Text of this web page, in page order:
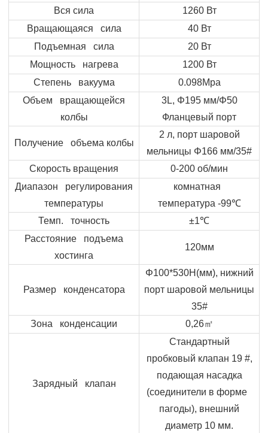
Вся сила
1260 Вт
Вращающаяся сила
40 Вт
Подъемная сила
20 Вт
Мощность нагрева
1200 Вт
Степень вакуума
0.098Mpa
Объем вращающейся
колбы
3L, Φ195 мм/Φ50
Фланцевый порт
Получение объема колбы
2 л, порт шаровой
мельницы Φ166 мм/35#
Скорость вращения
0-200 об/мин
Диапазон регулирования
температуры
комнатная
температура -99℃
Темп. точность
±1℃
Расстояние подъема
хостинга
120мм
Размер конденсатора
Φ100*530H (мм), нижний
порт шаровой мельницы
35#
Зона конденсации
0,26㎡
Зарядный клапан
Стандартный
пробковый клапан 19 #,
подающая насадка
(соединители в форме
пагоды), внешний
диаметр 10 мм.